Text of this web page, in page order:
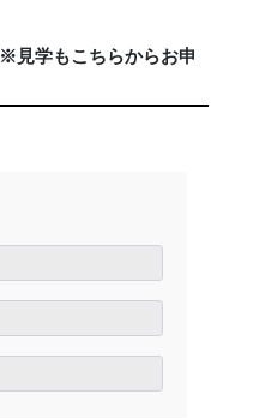
※見学もこちらからお申